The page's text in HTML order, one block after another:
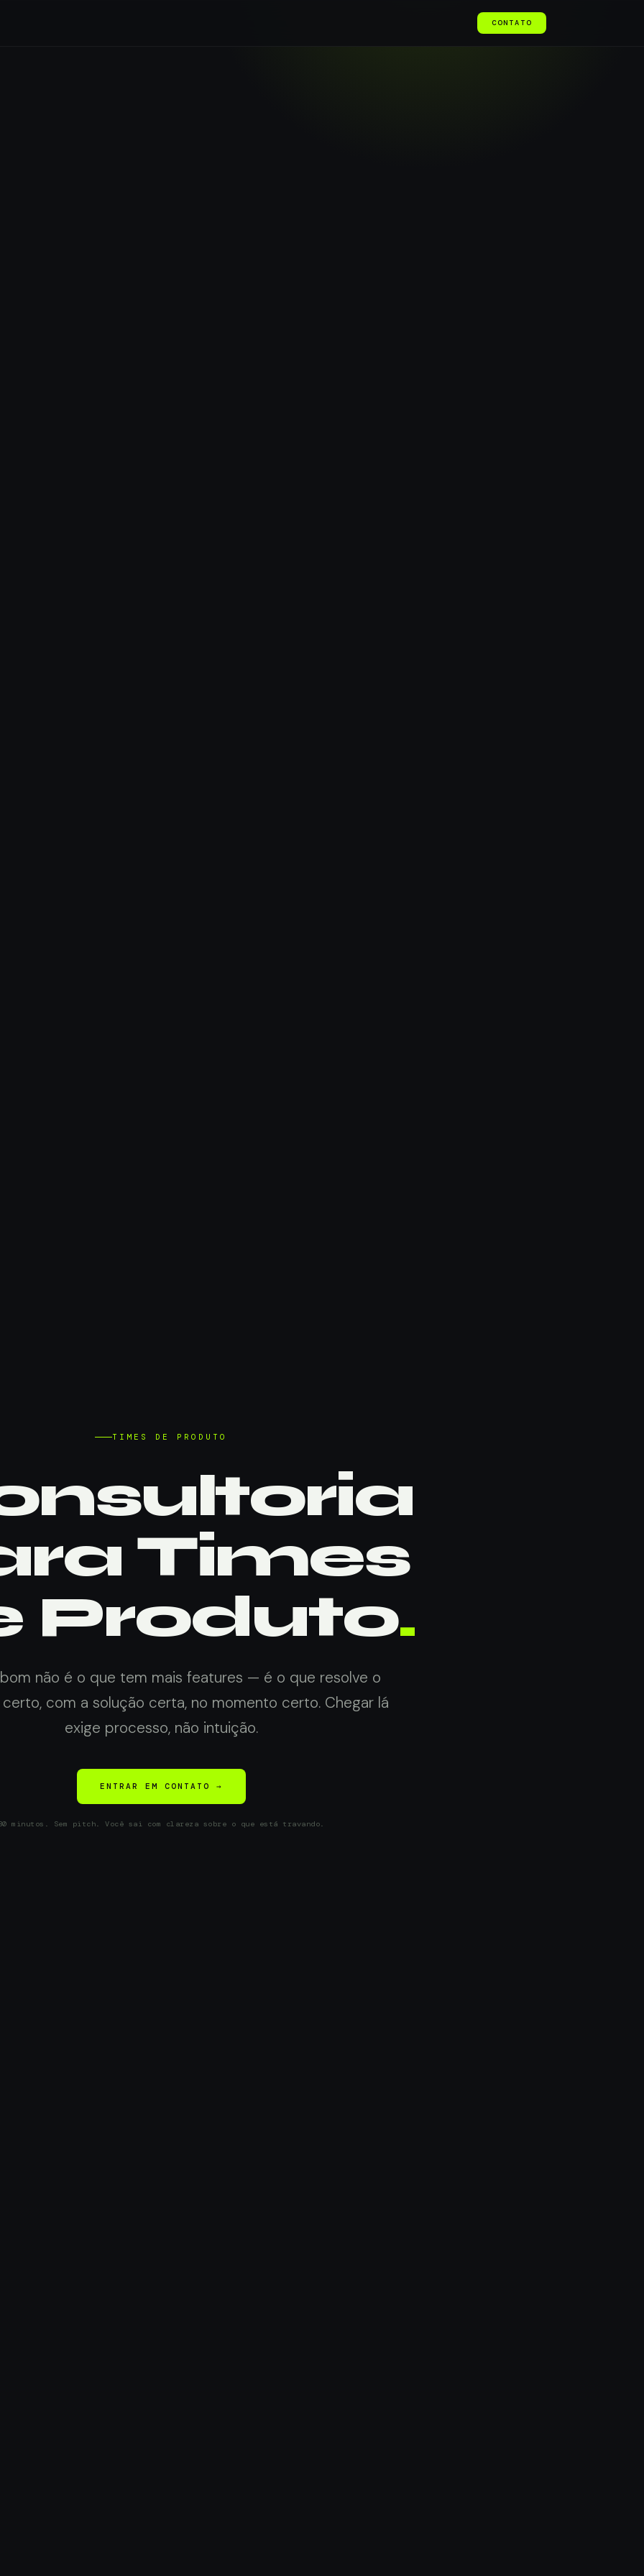
CONTATO
TIMES DE PRODUTO
Times
Produto.
não é o que tem mais features — é o que resolve o
com a solução certa, no momento certo. Chegar lá
exige processo, não intuição.
ENTRAR EM CONTATO →
minutos. Sem pitch. Você sai com clareza sobre o que está travando.